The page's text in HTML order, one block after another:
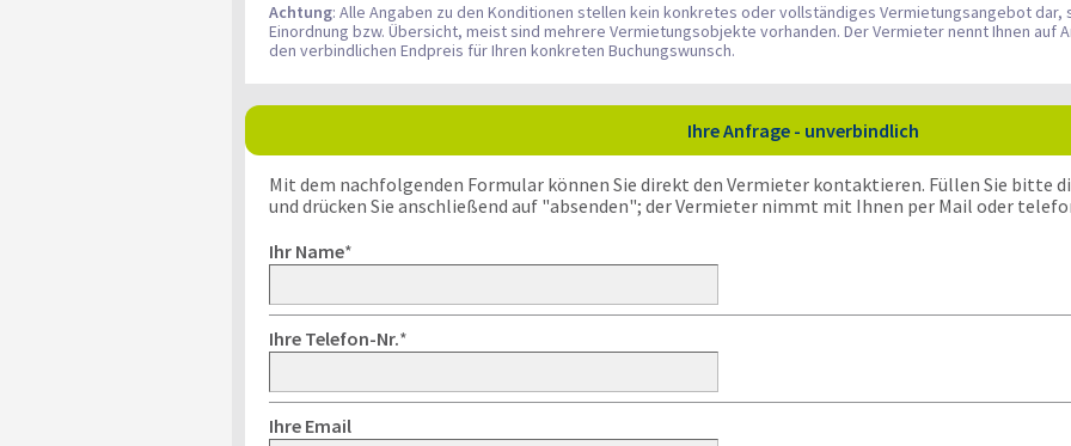
Achtung: Alle Angaben zu den Konditionen stellen kein konkretes oder vollständiges Vermietungsangebot
Einordnung bzw. Übersicht, meist sind mehrere Vermietungsobjekte vorhanden. Der Vermieter nennt Ihnen auf
den verbindlichen Endpreis für Ihren konkreten Buchungswunsch.
Ihre Anfrage - unverbindlich
Mit dem nachfolgenden Formular können Sie direkt den Vermieter kontaktieren. Füllen Sie bitte
und drücken Sie anschließend auf "absenden"; der Vermieter nimmt mit Ihnen per Mail oder
Ihr Name*
Ihre Telefon-Nr.*
Ihre Email